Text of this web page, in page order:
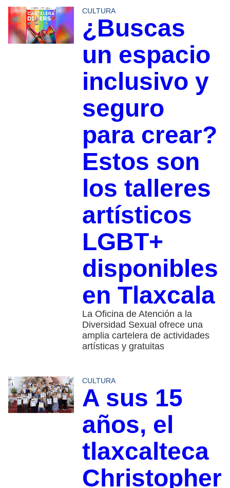
CULTURA
¿Buscas
un espacio
inclusivo y
seguro
para crear?
Estos son
los talleres
artísticos
LGBT+
disponibles
en Tlaxcala
La Oficina de Atención a la
Diversidad Sexual ofrece una
amplia cartelera de actividades
artísticas y gratuitas
CULTURA
A sus 15
años, el
tlaxcalteca
Christopher